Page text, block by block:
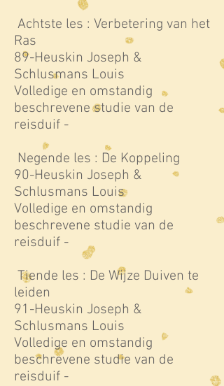
Achtste les : Verbetering van het
Ras
89-Heuskin Joseph &
Schlusmans Louis
Volledige en omstandig
beschrevene studie van de
reisduif -
Negende les : De Koppeling
90-Heuskin Joseph &
Schlusmans Louis
Volledige en omstandig
beschrevene studie van de
reisduif -
Tiende les : De Wijze Duiven te
leiden
91-Heuskin Joseph &
Schlusmans Louis
Volledige en omstandig
beschrevene studie van de
reisduif -